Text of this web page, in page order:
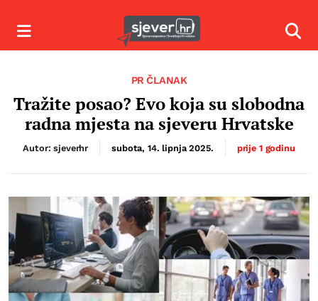
Izbornik
PR ČLANAK
Tražite posao? Evo koja su slobodna
radna mjesta na sjeveru Hrvatske
Autor: sjeverhr subota, 14. lipnja 2025. prije 1 godinu